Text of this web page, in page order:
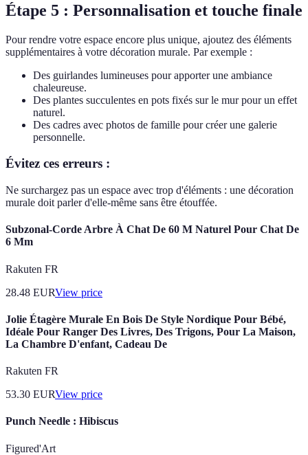
Étape 5 : Personnalisation et touche finale
Pour rendre votre espace encore plus unique, ajoutez des éléments
supplémentaires à votre décoration murale. Par exemple :
Des guirlandes lumineuses pour apporter une ambiance
chaleureuse.
Des plantes succulentes en pots fixés sur le mur pour un effet
naturel.
Des cadres avec photos de famille pour créer une galerie
personnelle.
Évitez ces erreurs :
Ne surchargez pas un espace avec trop d'éléments : une décoration
murale doit parler d'elle-même sans être étouffée.
Subzonal-Corde Arbre À Chat De 60 M Naturel Pour Chat De
6 Mm
Rakuten FR
28.48 EURView price
Jolie Étagère Murale En Bois De Style Nordique Pour Bébé,
Idéale Pour Ranger Des Livres, Des Trigons, Pour La Maison,
La Chambre D'enfant, Cadeau De
Rakuten FR
53.30 EURView price
Punch Needle : Hibiscus
Figured'Art